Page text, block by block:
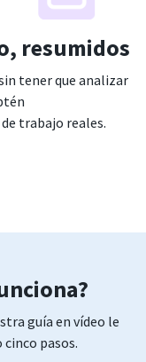
resumidos
tener que analizar
trabajo reales.
guía en vídeo le
pasos.